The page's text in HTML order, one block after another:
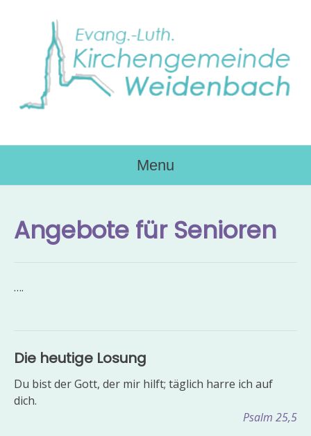
Menu
Angebote für Senioren
….
Die heutige Losung
Du bist der Gott, der mir hilft; täglich harre ich auf
dich.
Psalm 25,5